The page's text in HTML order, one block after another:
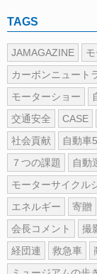
TAGS
JAMAGAZINE
カーボンニュート
モーターショー
交通安全
CASE
社会貢献
自動車
７つの課題
自動
モーターサイクル
エネルギー
寄贈
会長コメント
撮
経団連
救急車